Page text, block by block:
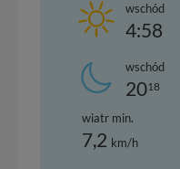
wschód
4:58
wschód
2018
wiatr min.
7,2 km/h